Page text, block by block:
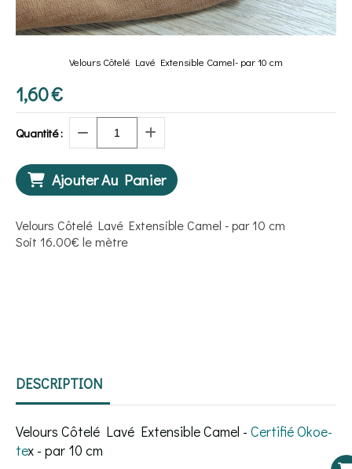
Velours Côtelé Lavé Extensible Camel- par 10 cm
1,60€
Quantité :
Ajouter Au Panier
Velours Côtelé Lavé Extensible Camel - par 10 cm
Soit 16.00€ le mètre
DESCRIPTION
Velours Côtelé Lavé Extensible Camel - Certifié Okoe-
tex - par 10 cm